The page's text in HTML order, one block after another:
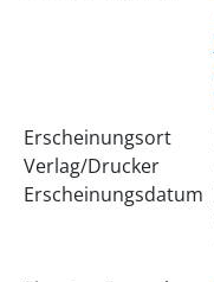
Erscheinungsort
Verlag/Drucker
Erscheinungsdatum